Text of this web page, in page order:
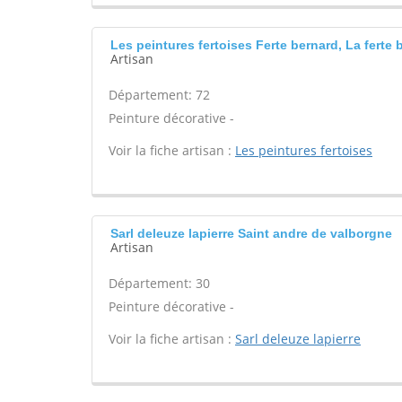
Les peintures fertoises Ferte bernard, La ferte
Artisan
Département: 72
Peinture décorative -
Voir la fiche artisan : Les peintures fertoises
Sarl deleuze lapierre Saint andre de valborgne
Artisan
Département: 30
Peinture décorative -
Voir la fiche artisan : Sarl deleuze lapierre